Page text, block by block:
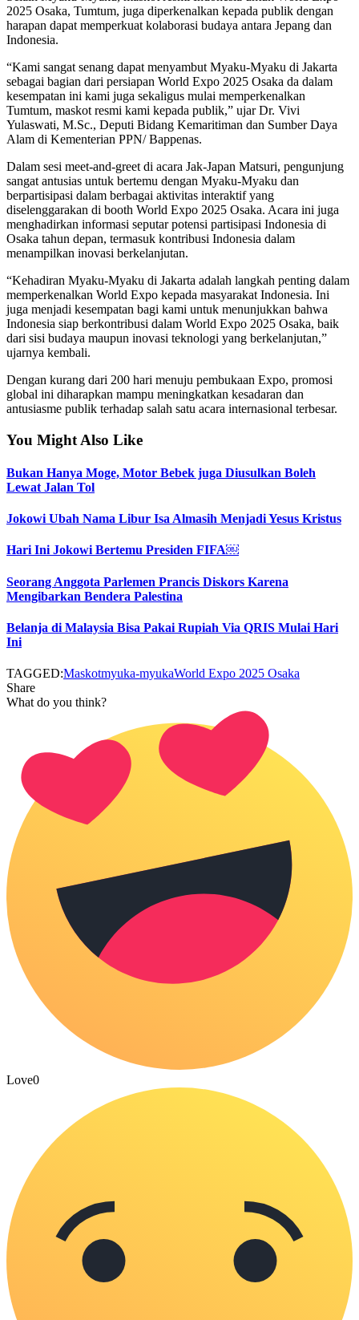
2025 Osaka, Tumtum, juga diperkenalkan kepada publik dengan
harapan dapat memperkuat kolaborasi budaya antara Jepang dan
Indonesia.
“Kami sangat senang dapat menyambut Myaku-Myaku di Jakarta
sebagai bagian dari persiapan World Expo 2025 Osaka da dalam
kesempatan ini kami juga sekaligus mulai memperkenalkan
Tumtum, maskot resmi kami kepada publik,” ujar Dr. Vivi
Yulaswati, M.Sc., Deputi Bidang Kemaritiman dan Sumber Daya
Alam di Kementerian PPN/ Bappenas.
Dalam sesi meet-and-greet di acara Jak-Japan Matsuri, pengunjung
sangat antusias untuk bertemu dengan Myaku-Myaku dan
berpartisipasi dalam berbagai aktivitas interaktif yang
diselenggarakan di booth World Expo 2025 Osaka. Acara ini juga
menghadirkan informasi seputar potensi partisipasi Indonesia di
Osaka tahun depan, termasuk kontribusi Indonesia dalam
menampilkan inovasi berkelanjutan.
“Kehadiran Myaku-Myaku di Jakarta adalah langkah penting dalam
memperkenalkan World Expo kepada masyarakat Indonesia. Ini
juga menjadi kesempatan bagi kami untuk menunjukkan bahwa
Indonesia siap berkontribusi dalam World Expo 2025 Osaka, baik
dari sisi budaya maupun inovasi teknologi yang berkelanjutan,”
ujarnya kembali.
Dengan kurang dari 200 hari menuju pembukaan Expo, promosi
global ini diharapkan mampu meningkatkan kesadaran dan
antusiasme publik terhadap salah satu acara internasional terbesar.
You Might Also Like
Bukan Hanya Moge, Motor Bebek juga Diusulkan Boleh
Lewat Jalan Tol
Jokowi Ubah Nama Libur Isa Almasih Menjadi Yesus Kristus
Hari Ini Jokowi Bertemu Presiden FIFA￼
Seorang Anggota Parlemen Prancis Diskors Karena
Mengibarkan Bendera Palestina
Belanja di Malaysia Bisa Pakai Rupiah Via QRIS Mulai Hari
Ini
TAGGED:Maskotmyuka-myukaWorld Expo 2025 Osaka
Share
What do you think?
Love0